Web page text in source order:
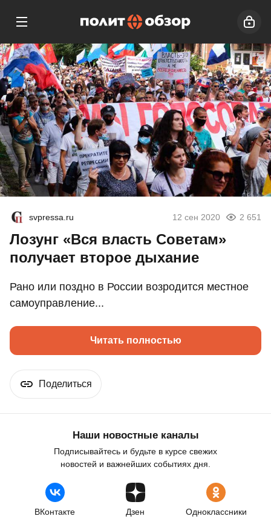
svpressa.ru 12 сен 2020 2 651
Лозунг «Вся власть Советам»
получает второе дыхание
Рано или поздно в России возродится местное
самоуправление...
Читать полностью
Поделиться
Наши новостные каналы
Подписывайтесь и будьте в курсе свежих
новостей и важнейших событиях дня.
ВКонтакте Дзен Одноклассники